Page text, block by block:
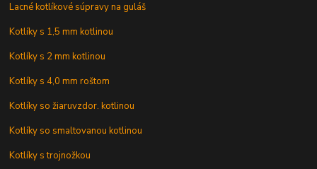
Lacné kotlíkové súpravy na guláš
Kotlíky s 1,5 mm kotlinou
Kotlíky s 2 mm kotlinou
Kotlíky s 4,0 mm roštom
Kotlíky so žiaruvzdor. kotlinou
Kotlíky so smaltovanou kotlinou
Kotlíky s trojnožkou